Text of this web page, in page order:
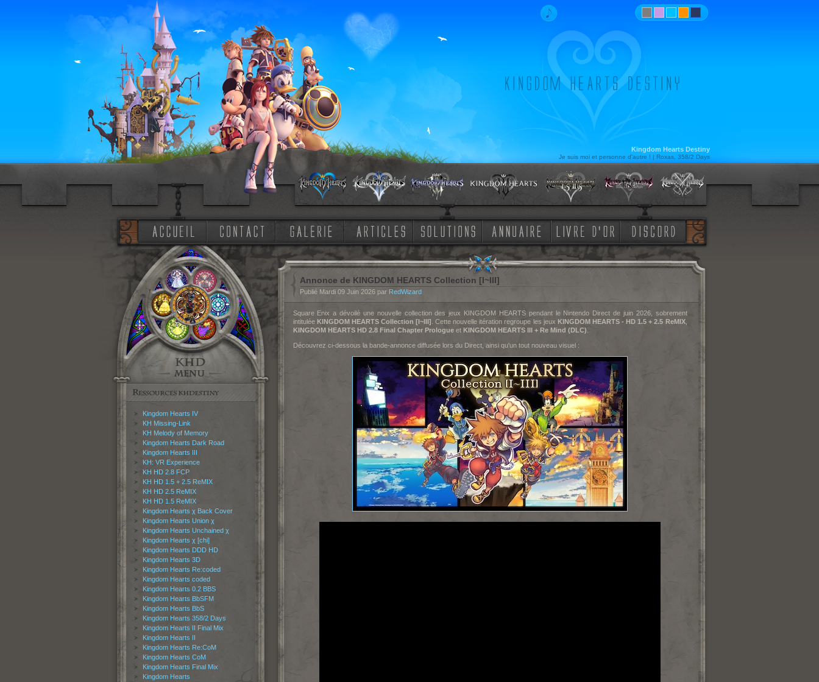
Kingdom Hearts Destiny
Je suis moi et personne d'autre ! | Roxas, 358/2 Days
Kingdom Hearts IV
KH Missing-Link
KH Melody of Memory
Kingdom Hearts Dark Road
Kingdom Hearts III
KH: VR Experience
KH HD 2.8 FCP
KH HD 1.5 + 2.5 ReMIX
KH HD 2.5 ReMIX
KH HD 1.5 ReMIX
Kingdom Hearts χ Back Cover
Kingdom Hearts Union χ
Kingdom Hearts Unchained χ
Kingdom Hearts χ [chi]
Kingdom Hearts DDD HD
Kingdom Hearts 3D
Kingdom Hearts Re:coded
Kingdom Hearts coded
Kingdom Hearts 0.2 BBS
Kingdom Hearts BbSFM
Kingdom Hearts BbS
Kingdom Hearts 358/2 Days
Kingdom Hearts II Final Mix
Kingdom Hearts II
Kingdom Hearts Re:CoM
Kingdom Hearts CoM
Kingdom Hearts Final Mix
Kingdom Hearts
Annonce de KINGDOM HEARTS Collection [I~III]
Publié Mardi 09 Juin 2026 par RedWizard
Square Enix a dévoilé une nouvelle collection des jeux KINGDOM HEARTS pendant le Nintendo Direct de juin 2026, sobrement
intitulée KINGDOM HEARTS Collection [I~III] . Cette nouvelle itération regroupe les jeux KINGDOM HEARTS - HD 1.5 + 2.5 ReMIX,
KINGDOM HEARTS HD 2.8 Final Chapter Prologueet KINGDOM HEARTS III + Re Mind (DLC)
Découvrez ci-dessous la bande-annonce diffusée lors du Direct, ainsi qu'un tout nouveau visuel :